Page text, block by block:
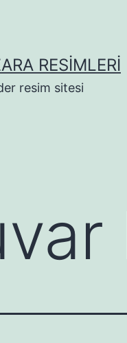
RESIMLERI
resim sitesi